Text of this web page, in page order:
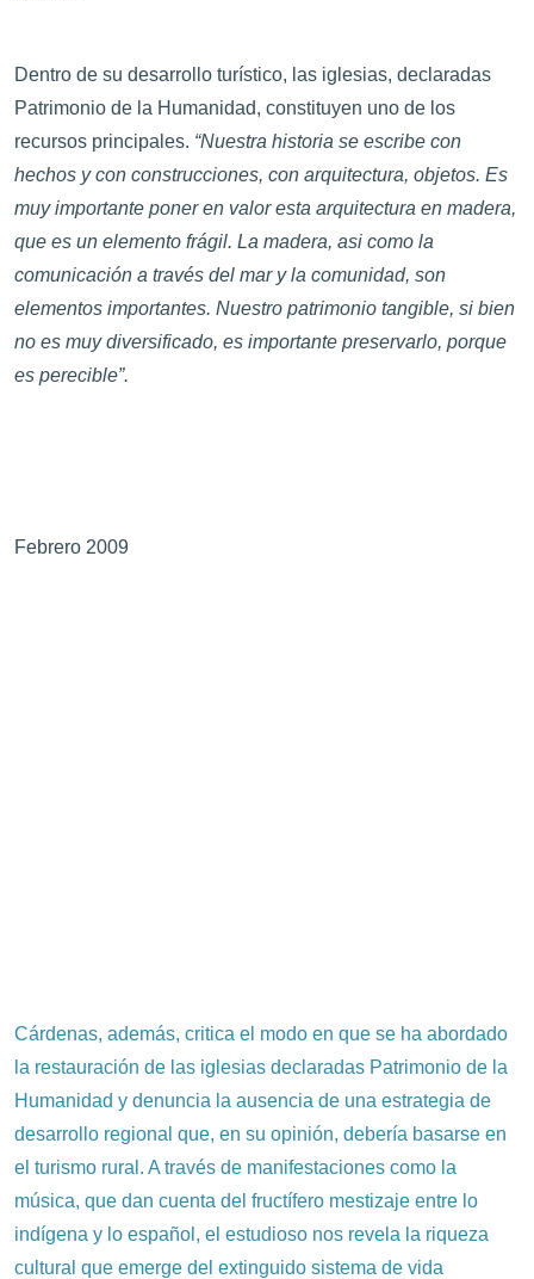
Dentro de su desarrollo turístico, las iglesias, declaradas
Patrimonio de la Humanidad, constituyen uno de los
recursos principales. “Nuestra historia se escribe con
hechos y con construcciones, con arquitectura, objetos. Es
muy importante poner en valor esta arquitectura en madera,
que es un elemento frágil. La madera, asi como la
comunicación a través del mar y la comunidad, son
elementos importantes. Nuestro patrimonio tangible, si bien
no es muy diversificado, es importante preservarlo, porque
es perecible”.
Febrero 2009
Cárdenas, además, critica el modo en que se ha abordado
la restauración de las iglesias declaradas Patrimonio de la
Humanidad y denuncia la ausencia de una estrategia de
desarrollo regional que, en su opinión, debería basarse en
el turismo rural. A través de manifestaciones como la
música, que dan cuenta del fructífero mestizaje entre lo
indígena y lo español, el estudioso nos revela la riqueza
cultural que emerge del extinguido sistema de vida